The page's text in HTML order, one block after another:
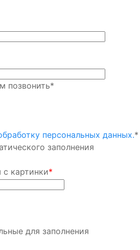
позвонить*
персональных данных.*
заполнения
картинки*
для заполнения